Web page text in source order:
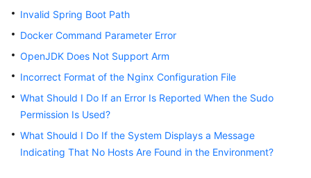
Best
Practices
Reference
FAQs
Videos
Invalid Spring Boot Path
Docker Command Parameter Error
OpenJDK Does Not Support Arm
Incorrect Format of the Nginx Configuration File
What Should I Do If an Error Is Reported When the Sudo
Permission Is Used?
What Should I Do If the System Displays a Message
Indicating That No Hosts Are Found in the Environment?